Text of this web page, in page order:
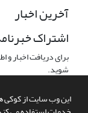
این وب سایت از کوکی
آخرین اخبار
اشتراک
برای دریافت اخبار
شوید.